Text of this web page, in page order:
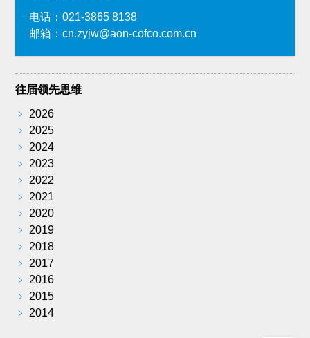
电话：021-3865 8138
邮箱：cn.zyjw@aon-cofco.com.cn
往届领先思维
﹥
2026
﹥
2025
﹥
2024
﹥
2023
﹥
2022
﹥
2021
﹥
2020
﹥
2019
﹥
2018
﹥
2017
﹥
2016
﹥
2015
﹥
2014